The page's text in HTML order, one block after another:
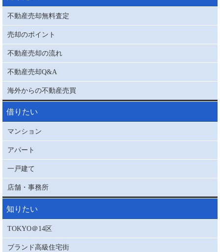
不動産売却無料査定
売却のポイント
不動産売却の流れ
不動産売却Q&A
海外からの不動産売買
借りたい
マンション
アパート
一戸建て
店舗・事務所
知りたい
TOKYO＠14区
ブランド高級住宅街